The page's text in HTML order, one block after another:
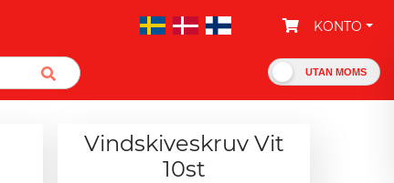
KONTO
UTAN MOMS
Vindskiveskruv Vit
10st